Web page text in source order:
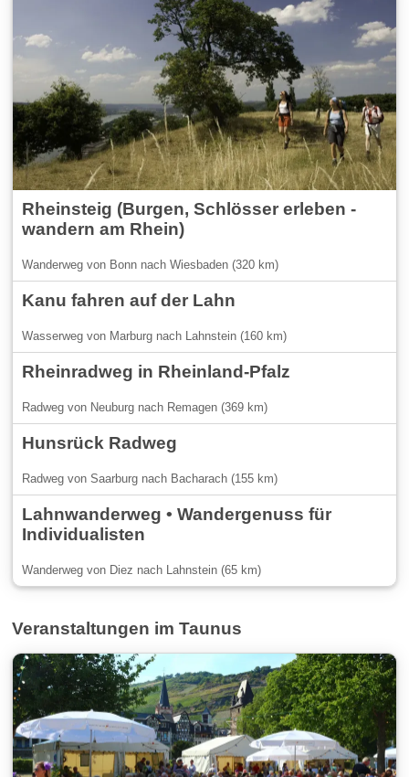
Rheinsteig (Burgen, Schlösser erleben -
wandern am Rhein)
Wanderweg von Bonn nach Wiesbaden (320 km)
Kanu fahren auf der Lahn
Wasserweg von Marburg nach Lahnstein (160 km)
Rheinradweg in Rheinland-Pfalz
Radweg von Neuburg nach Remagen (369 km)
Hunsrück Radweg
Radweg von Saarburg nach Bacharach (155 km)
Lahnwanderweg • Wandergenuss für
Individualisten
Wanderweg von Diez nach Lahnstein (65 km)
Veranstaltungen im Taunus